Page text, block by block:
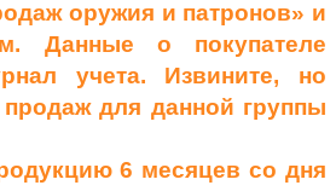
оружия и патронов» и
Данные о покупателе
учета. Извините, но
для данной группы
6 месяцев со дня